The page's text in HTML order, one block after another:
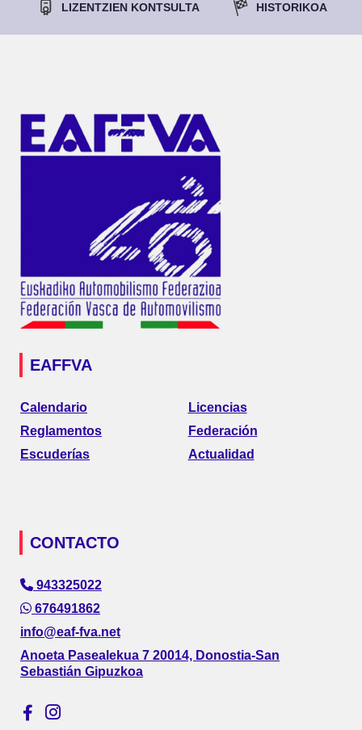
LIZENTZIEN KONTSULTA
HISTORIKOA
EAFFVA
Calendario
Reglamentos
Escuderías
Licencias
Federación
Actualidad
CONTACTO
943325022
676491862
info@eaf-fva.net
Anoeta Pasealekua 7 20014, Donostia-San
Sebastián Gipuzkoa